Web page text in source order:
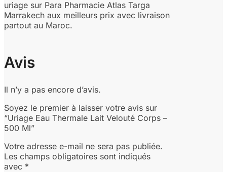
uriage sur Para Pharmacie Atlas Targa
Marrakech aux meilleurs prix avec livraison
partout au Maroc.
Avis
Il n’y a pas encore d’avis.
Soyez le premier à laisser votre avis sur
“Uriage Eau Thermale Lait Velouté Corps –
500 Ml”
Votre adresse e-mail ne sera pas publiée.
Les champs obligatoires sont indiqués
avec *